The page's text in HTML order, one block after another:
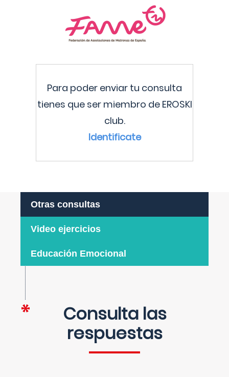
Para poder enviar tu consulta
tienes que ser miembro de EROSKI
club.
Identificate
Otras consultas
Video ejercicios
Educación Emocional
Consulta las
respuestas